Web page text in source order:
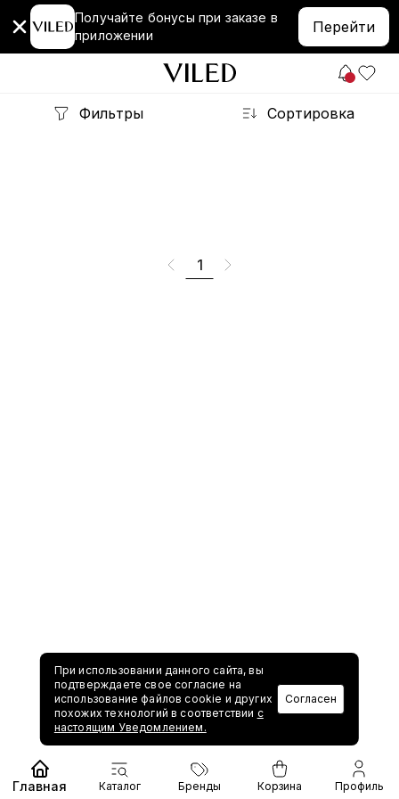
Получайте бонусы при заказе в
приложении
Перейти
Фильтры Сортировка
1
При использовании данного сайта, вы
подтверждаете свое согласие на
использование файлов cookie и других
похожих технологий в соответствии с
настоящим Уведомлением.
Согласен
Главная Каталог Бренды Корзина Профиль